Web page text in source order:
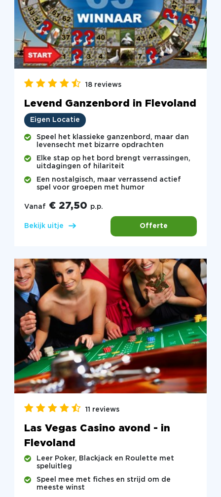
18 reviews
Levend Ganzenbord in Flevoland
Eigen Locatie
Speel het klassieke ganzenbord, maar dan
levensecht met bizarre opdrachten
Elke stap op het bord brengt verrassingen,
uitdagingen of hilariteit
Een nostalgisch, maar verrassend actief
spel voor groepen met humor
Vanaf € 27,50 p.p.
Bekijk uitje Offerte
11 reviews
Las Vegas Casino avond - in
Flevoland
Leer Poker, Blackjack en Roulette met
speluitleg
Speel mee met fiches en strijd om de
meeste winst